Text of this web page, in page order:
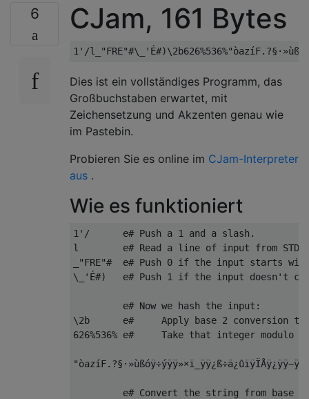
6 CJam, 161 Bytes
Dies ist ein vollständiges Programm, das
Großbuchstaben erwartet, mit
Zeichensetzung und Akzenten genau wie
im Pastebin.
Probieren Sie es online im CJam-Interpreter
aus .
Wie es funktioniert
1'/      e# Push a 1 and a slash.
l        e# Read a line of input from
_"FRE"#  e# Push 0 if the input starts
\_'É#)   e# Push 1 if the input doesn't
         e# Now we hash the input:
\2b      e#     Apply base 2 conversion
626%536% e#     Take that integer modulo
e# Convert the string from base